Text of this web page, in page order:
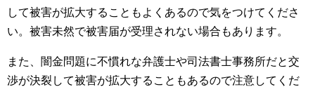
して被害が拡大することもよくあるので気をつけてくださ
い。被害未然で被害届が受理されない場合もあります。
また、闇金問題に不慣れな弁護士や司法書士事務所だと交
渉が決裂して被害が拡大することもあるので注意してくだ